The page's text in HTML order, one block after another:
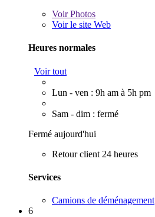
VoirPhotos
Voir le site Web
Heures normales
Voir tout
Lun - ven : 9h am à 5h pm
Sam - dim : fermé
Fermé aujourd'hui
Retour client 24 heures
Services
Camions de déménagement
6